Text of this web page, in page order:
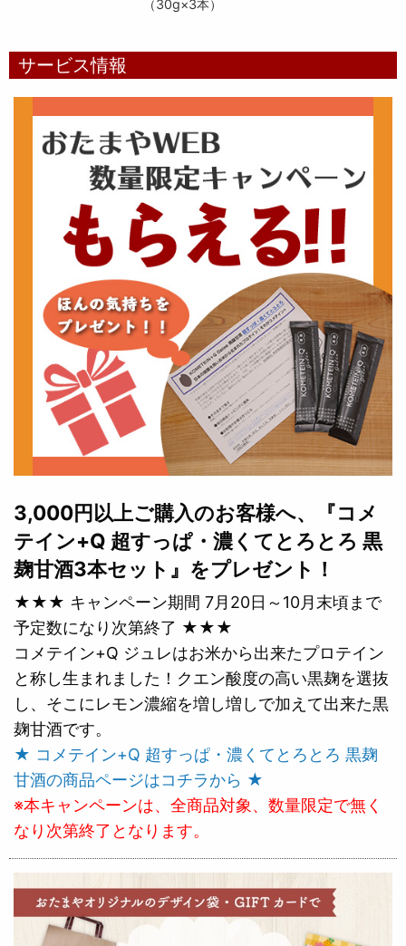
（30g×3本）
サービス情報
3,000円以上ご購入のお客様へ、『コメ
テイン+Q 超すっぱ・濃くてとろとろ 黒
麹甘酒3本セット』をプレゼント！
★★★ キャンペーン期間 7月20日～10月末頃まで
予定数になり次第終了 ★★★
コメテイン+Q ジュレはお米から出来たプロテイン
と称し生まれました！クエン酸度の高い黒麹を選抜
し、そこにレモン濃縮を増し増しで加えて出来た黒
麹甘酒です。
★ コメテイン+Q 超すっぱ・濃くてとろとろ 黒麹
甘酒の商品ページはコチラから ★
※本キャンペーンは、全商品対象、数量限定で無く
なり次第終了となります。